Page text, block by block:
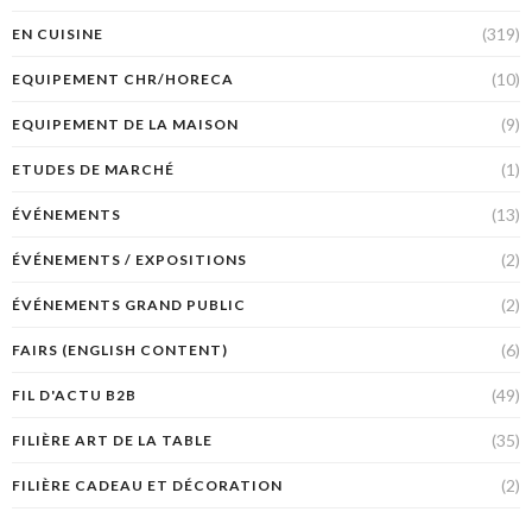
EN CUISINE (319)
EQUIPEMENT CHR/HORECA (10)
EQUIPEMENT DE LA MAISON (9)
ETUDES DE MARCHÉ (1)
ÉVÉNEMENTS (13)
ÉVÉNEMENTS / EXPOSITIONS (2)
ÉVÉNEMENTS GRAND PUBLIC (2)
FAIRS (ENGLISH CONTENT) (6)
FIL D'ACTU B2B (49)
FILIÈRE ART DE LA TABLE (35)
FILIÈRE CADEAU ET DÉCORATION (2)